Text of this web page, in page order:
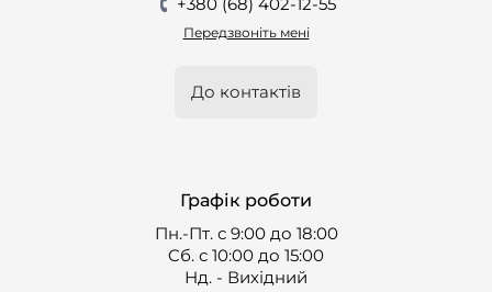
Передзвоніть мені
До контактів
Графік роботи
Пн.-Пт. с 9:00 до 18:00
Cб. с 10:00 до 15:00
Нд. - Вихідний